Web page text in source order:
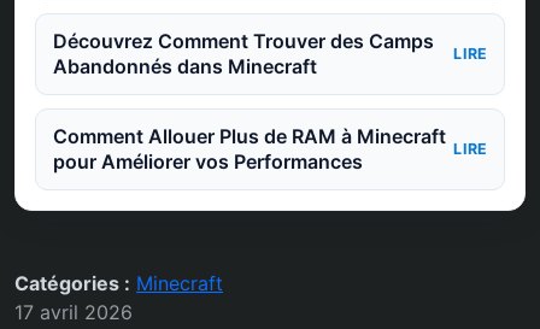
Découvrez Comment Trouver des Camps
Abandonnés dans Minecraft
LIRE
Comment Allouer Plus de RAM à Minecraft
pour Améliorer vos Performances
LIRE
Catégories : Minecraft
17 avril 2026